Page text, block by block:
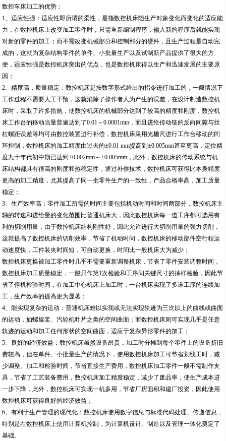
数控车床加工的优势：
1、适应性强：适应性即所谓的柔性，是指数控机床随生产对象变化而变化的适应能
力，在数控机床上改变加工零件时，只需重新编制程序，输入新的程序后就能实现
对新的零件的加工；而不需改变机械部分和控制部分的硬件，且生产过程是自动完
成的，这就为复杂结构零件的单件、小批量生产以及试制新产品提供了很大的方
便，适应性强是数控机床突出的优点，也是数控机床得以生产和迅速发展的主要原
因；
2、精度高，质量稳定：数控机床是按数字形式给出的指令进行加工的，一般情况下
工作过程不需要人工干预，这就消除了操作者人为产生的误差，在设计制造数控机
床时，采取了许多措施，使数控机床的机械部分达到了较高的精度和刚度，数控机
床工作台的移动当量普遍达到了0.01～0.0001mm，而且进给传动链的反向间隙与丝
杠螺距误差等均可由数控装置进行补偿，数控机床采用光栅尺进行工作台移动的闭
环控制，数控机床的加工精度由过去的±0.01 mm提高到±0.005mm甚至更高，定位精
度九十年代初中期已达到±0.002mm～±0.005mm，此外，数控机床的传动系统与机
床结构都具有很高的刚度和热稳定性，通过补偿技术，数控机床可获得比本身精度
更高的加工精度，尤其提高了同一批零件生产的一致性，产品合格率高，加工质量
稳定；
3、生产效率高：零件加工所需的时间主要包括机动时间和时间两部分，数控机床主
轴的转速和进给量的变化范围比普通机床大，因此数控机床每一道工序都可选用有
利的切削用量，由于数控机床结构刚性好，因此允许进行大切削用量的强力切削，
这就提高了数控机床的切削效率，节省了机动时间，数控机床的移动部件空行程运
动速度快，工件装夹时间短，可自动更换，时间比一般机床大为减少；
数控机床更换被加工零件时几乎不需要重新调整机床，节省了零件安装调整时间，
数控机床加工质量稳定，一般只作第1次检验和工序间关键尺寸的抽样检验，因此节
省了停机检验时间，在加工中心机床上加工时，一台机床实现了多道工序的连续加
工，生产效率的提高更为显著；
4、能实现复杂的运动：普通机床难以实现或无法实现轨迹为三次以上的曲线或曲面
的运动，如螺旋桨、汽轮机叶片之类的空间曲面；而数控机床则可实现几乎是任意
轨迹的运动和加工任何形状的空间曲面，适应于复杂异形零件的加工；
5、良好的经济效益：数控机床虽然设备昂贵，加工时分摊到每个零件上的设备折旧
费较高，但在单件、小批量生产的情况下，使用数控机床加工可节省划线工时，减
少调整、加工和检验时间，节省直接生产费用，数控机床加工零件一般不需制作夹
具，节省了工艺装备费用，数控机床加工精度稳定，减少了废品率，使生产成本进
一步下降，此外，数控机床可实现一机多用，节省厂房面积和建厂投资，因此使用
数控机床可获得良好的经济效益；
6、有利于生产管理的现代化：数控机床使用数字信息与标准代码处理、传递信息，
特别是在数控机床上使用计算机控制，为计算机设计、制造以及管理一体化奠定了
基础。